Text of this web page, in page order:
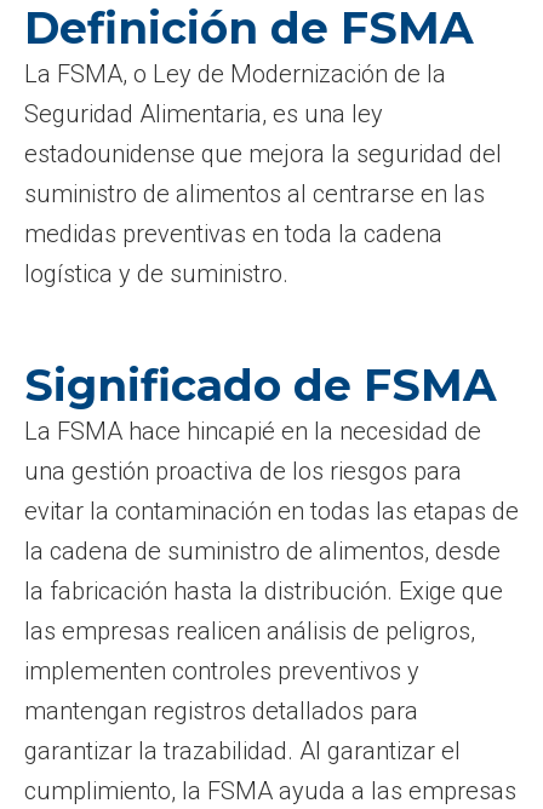
Definición de FSMA
La FSMA, o Ley de Modernización de la
Seguridad Alimentaria, es una ley
estadounidense que mejora la seguridad del
suministro de alimentos al centrarse en las
medidas preventivas en toda la cadena
logística y de suministro.
Significado de FSMA
La FSMA hace hincapié en la necesidad de
una gestión proactiva de los riesgos para
evitar la contaminación en todas las etapas de
la cadena de suministro de alimentos, desde
la fabricación hasta la distribución. Exige que
las empresas realicen análisis de peligros,
implementen controles preventivos y
mantengan registros detallados para
garantizar la trazabilidad. Al garantizar el
cumplimiento, la FSMA ayuda a las empresas